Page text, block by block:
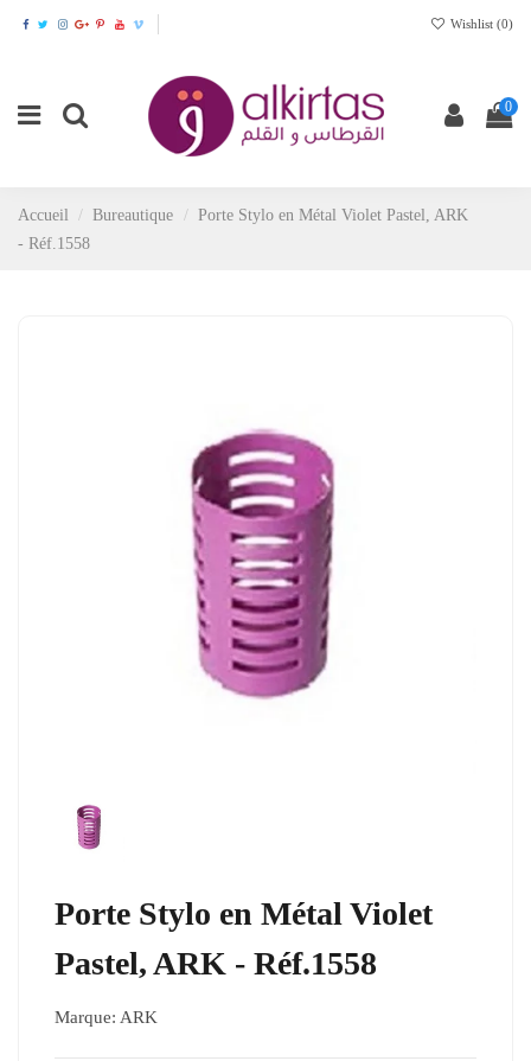
Wishlist (0)
0
Accueil Bureautique
Porte Stylo en Métal Violet Pastel, ARK
- Réf.1558
Porte Stylo en Métal Violet
Pastel, ARK - Réf.1558
Marque: ARK